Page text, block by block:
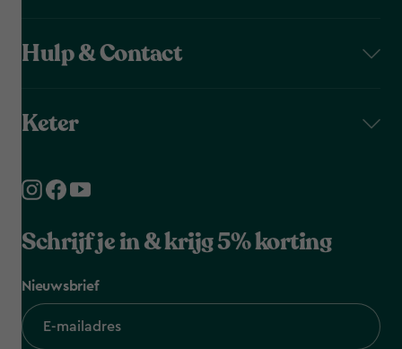
Hulp & Contact
Keter
Schrijf je in & krijg 5% korting
Nieuwsbrief